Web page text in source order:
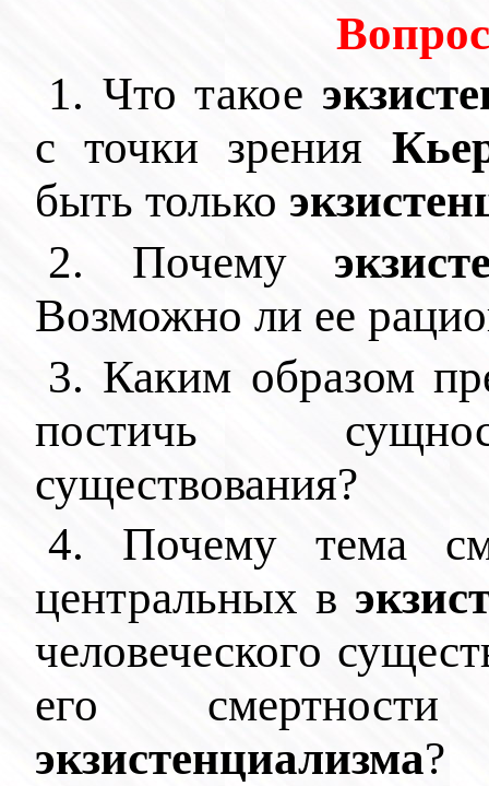
1. Что такое
с точки зрения
быть только
2. Почему
Возможно ли ее
3. Каким образом
постичь
существования?
4. Почему тема
центральных в
человеческого
его
экзистенциализма?